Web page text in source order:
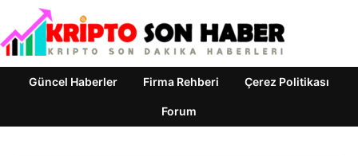
Güncel Haberler Firma Rehberi Çerez Politikası
Forum